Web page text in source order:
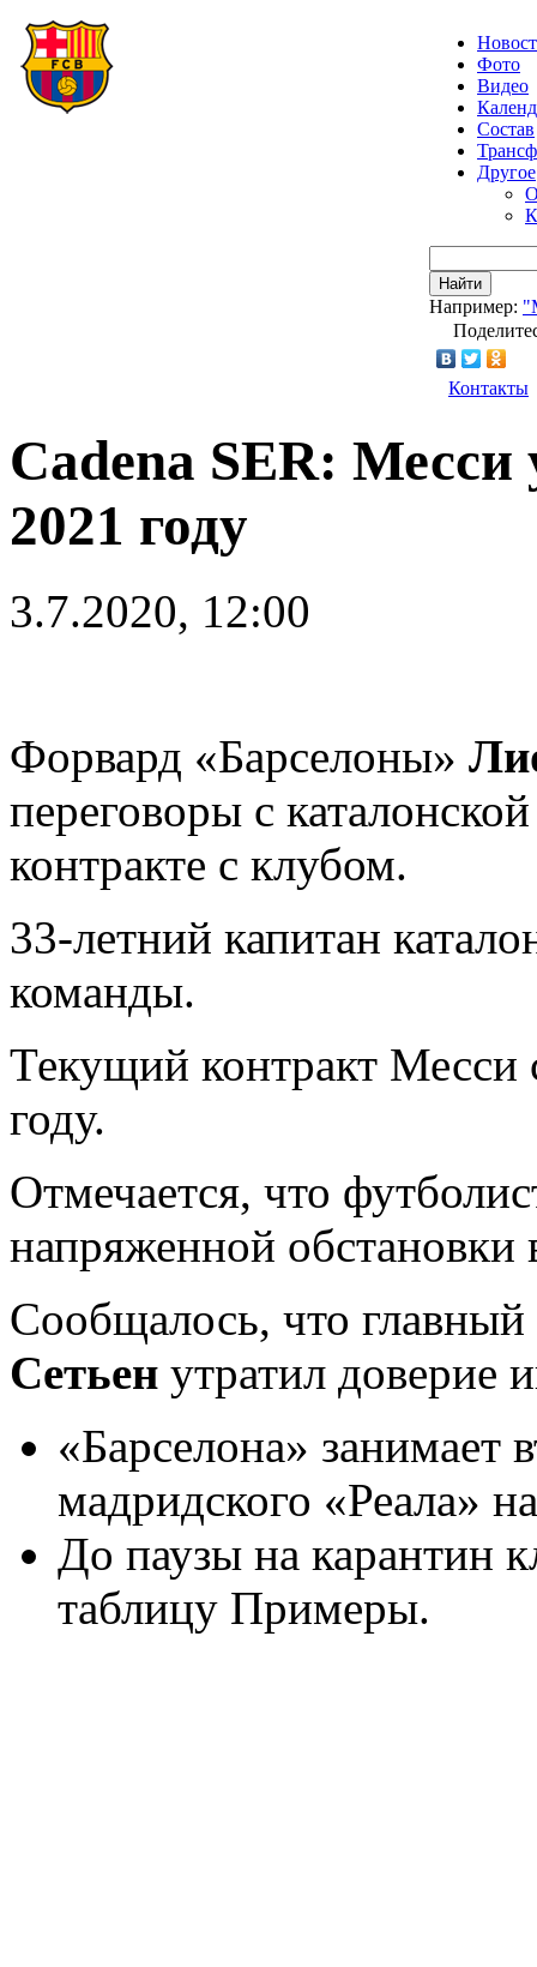
Фото
Видео
Состав
Другое
Найти
Например:
Контакты
Cadena SER: Месси
2021 году
3.7.2020, 12:00
Форвард «Барселоны»
переговоры с
контракте с клубом.
33-летний капитан
команды.
Текущий контракт Месси
году.
Отмечается, что
напряженной обстановки
Сообщалось, что главный
Сетьен утратил доверие
«Барселона» занимает
мадридского «Реала»
До паузы на карантин
таблицу Примеры.